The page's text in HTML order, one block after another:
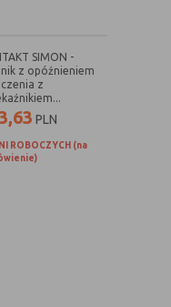
na czas korzystania z
wykasowane
zamknięciu
w urządzeniu
SIMON -
z opóźnieniem
z
PLN
ROBOCZYCH (na